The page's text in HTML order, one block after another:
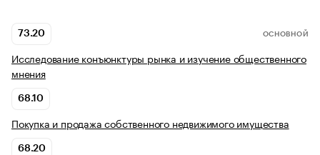
73.20 ОСНОВНОЙ
Исследование конъюнктуры рынка и изучение общественного
мнения
68.10
Покупка и продажа собственного недвижимого имущества
68.20